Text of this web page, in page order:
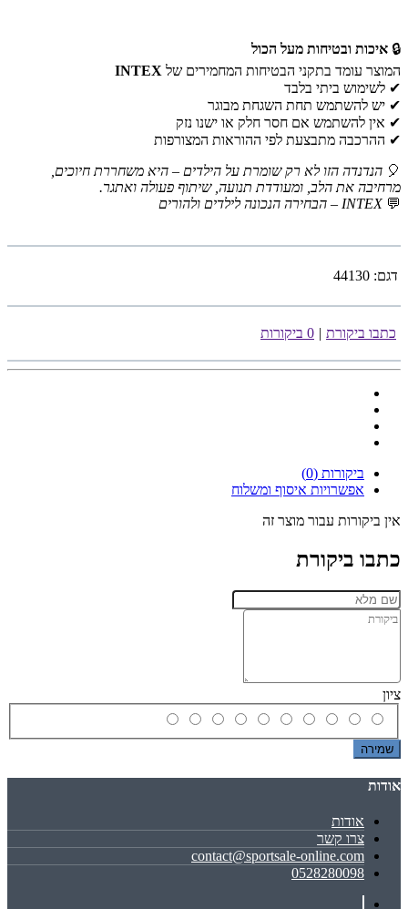
🔒 איכות ובטיחות מעל הכול
המוצר עומד בתקני הבטיחות המחמירים של INTEX
✔ לשימוש ביתי בלבד
✔ יש להשתמש תחת השגחת מבוגר
✔ אין להשתמש אם חסר חלק או ישנו נזק
✔ ההרכבה מתבצעת לפי ההוראות המצורפות
🎈 הנדנדה הזו לא רק שומרת על הילדים – היא משחררת חיוכים,
מרחיבה את הלב, ומעודדת תנועה, שיתוף פעולה ואתגר.
💬INTEX – הבחירה הנכונה לילדים ולהורים
דגם: 44130
כתבו ביקורת | 0 ביקורות
ביקורות (0)
אפשרויות איסוף ומשלוח
אין ביקורות עבור מוצר זה
כתבו ביקורת
ציון
שמירה
אודות
אודות
צרו קשר
contact@sportsale-online.com
0528280098